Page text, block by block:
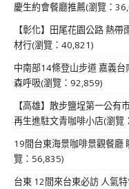
慶生約會餐廳推薦(瀏覽：
【彰化】田尾花園公路 熱
材行(瀏覽：40,821)
中南部14條登山步道 嘉義
森呼吸(瀏覽：92,859)
【高雄】散步鹽埕第一公
再生進駐文青咖啡小店(瀏覽
19間台東海景咖啡景觀餐廳
覽：56,835)
台東 12間來台東必訪 人氣